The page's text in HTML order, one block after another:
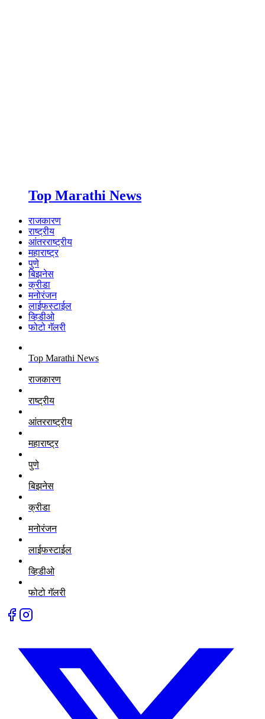
Top Marathi News
राजकारण
राष्ट्रीय
आंतरराष्ट्रीय
महाराष्ट्र
पुणे
बिझनेस
क्रीडा
मनोरंजन
लाईफस्टाईल
व्हिडीओ
फोटो गॅलरी
Top Marathi News
राजकारण
राष्ट्रीय
आंतरराष्ट्रीय
महाराष्ट्र
पुणे
बिझनेस
क्रीडा
मनोरंजन
लाईफस्टाईल
व्हिडीओ
फोटो गॅलरी